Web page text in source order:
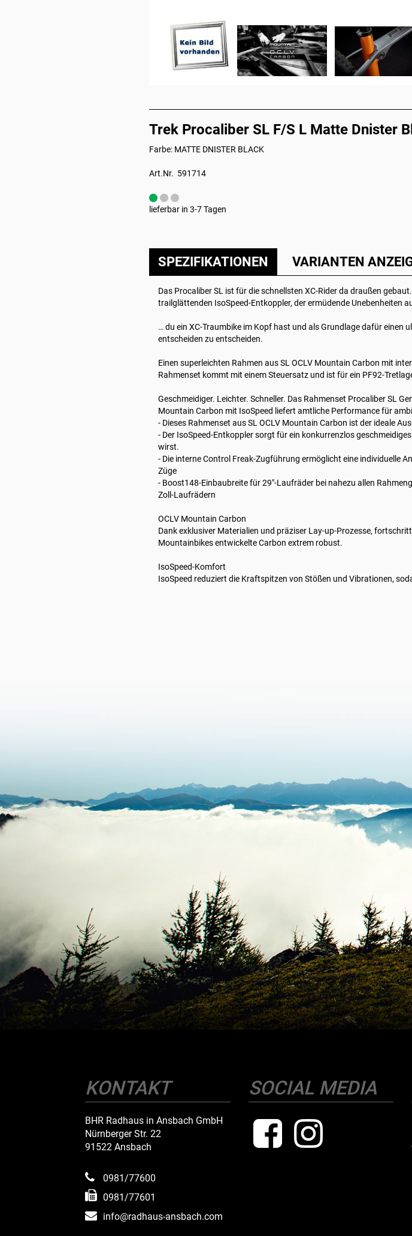
Trek Procaliber SL F/S L Matte Dnister
Farbe: MATTE DNISTER BLACK
Art.Nr. 591714
lieferbar in 3-7 Tagen
SPEZIFIKATIONEN VARIANTEN
Das Procaliber SL ist für die schnellsten XC-Rider da draußen
trailglättenden IsoSpeed-Entkoppler, der ermüdende Unebenheiten
… du ein XC-Traumbike im Kopf hast und als Grundlage dafür
entscheiden zu entscheiden.
Einen superleichten Rahmen aus SL OCLV Mountain Carbon mit
Rahmenset kommt mit einem Steuersatz und ist für ein PF92-
Geschmeidiger. Leichter. Schneller. Das Rahmenset Procaliber SL
Mountain Carbon mit IsoSpeed liefert amtliche Performance für
- Dieses Rahmenset aus SL OCLV Mountain Carbon ist der ideale
- Der IsoSpeed-Entkoppler sorgt für ein konkurrenzlos
wirst.
- Die interne Control Freak-Zugführung ermöglicht eine individuelle
Züge
- Boost148-Einbaubreite für 29"-Laufräder bei nahezu allen
Zoll-Laufrädern
OCLV Mountain Carbon
Dank exklusiver Materialien und präziser Lay-up-Prozesse,
Mountainbikes entwickelte Carbon extrem robust.
IsoSpeed-Komfort
IsoSpeed reduziert die Kraftspitzen von Stößen und Vibrationen,
KONTAKT
BHR Radhaus in Ansbach GmbH
Nürnberger Str. 22
91522 Ansbach
0981/77600
0981/77601
info@radhaus-ansbach.com
SOCIAL MEDIA